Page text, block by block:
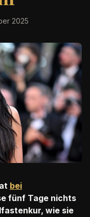
2025
bei
fünf Tage nichts
wie sie